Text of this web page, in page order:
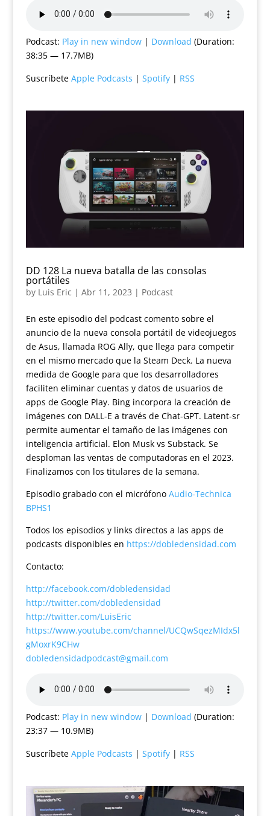
Podcast: Play in new window| Download (Duration:
38:35 — 17.7MB)
Suscríbete Apple Podcasts | Spotify| RSS
DD 128 La nueva batalla de las consolas
portátiles
by Luis Eric | Abr 11, 2023 | Podcast
En este episodio del podcast comento sobre el
anuncio de la nueva consola portátil de videojuegos
de Asus, llamada ROG Ally, que llega para competir
en el mismo mercado que la Steam Deck. La nueva
medida de Google para que los desarrolladores
faciliten eliminar cuentas y datos de usuarios de
apps de Google Play. Bing incorpora la creación de
imágenes con DALL-E a través de Chat-GPT. Latent-sr
permite aumentar el tamaño de las imágenes con
inteligencia artificial. Elon Musk vs Substack. Se
desploman las ventas de computadoras en el 2023.
Finalizamos con los titulares de la semana.
Episodio grabado con el micrófono Audio-Technica
BPHS1
Todos los episodios y links directos a las apps de
podcasts disponibles en https://dobledensidad.com
Contacto:
http://facebook.com/dobledensidad
http://twitter.com/dobledensidad
http://twitter.com/LuisEric
https://www.youtube.com/channel/UCQwSqezMIdx5l
gMoxrK9CHw
dobledensidadpodcast@gmail.com
Podcast: Play in new window| Download (Duration:
23:37 — 10.9MB)
Suscríbete Apple Podcasts | Spotify| RSS